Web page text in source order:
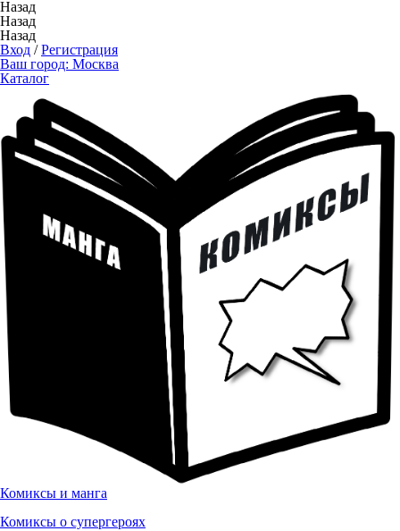
Назад
Назад
Назад
Вход /Регистрация
Ваш город: Москва
Каталог
Комиксы и манга
Комиксы о супергероях